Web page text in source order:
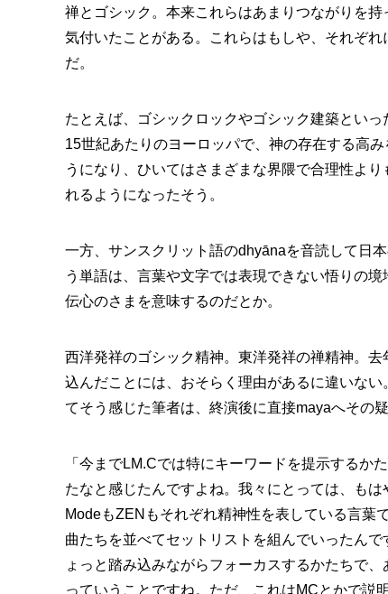
禅とゴシック。本来これらはあまりつながりを
気付いたことがある。これらはもしや、それぞ
だ。
たとえば、ゴシックロックやゴシック建築とい
15世紀あたりのヨーロッパで、神の存在する高
うになり、ひいてはさまざまな界隈で合理性よ
れるようになったそう。
一方、サンスクリット語のdhyānaを音読して日
う単語は、言葉や文字では表現できない悟りの
伝心のさまを意味するのだとか。
西洋発祥のゴシック精神。東洋発祥の禅精神。
込んだことには、おそらく理由があるに違いな
てそう感じた筆者は、終演後に直接mayaへその
「今までLM.Cでは特にキーワードを提示する
たなと感じたんですよね。我々にとっては、も
ModeもZENもそれぞれ精神性を表している言葉
曲たちを並べてセットリストを組んでいったん
ょっと踏み込みながらフォーカスするかたちで
っていうことですね。ただ、これはMCとかで説